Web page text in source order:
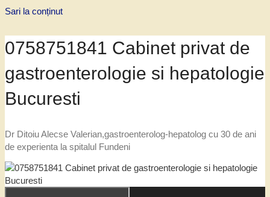
Sari la conținut
0758751841 Cabinet privat de
gastroenterologie si hepatologie
Bucuresti
Dr Ditoiu Alecse Valerian,gastroenterolog-hepatolog cu 30 de ani
de experienta la spitalul Fundeni